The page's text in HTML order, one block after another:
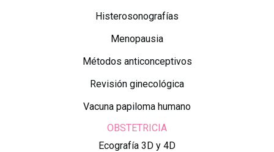
Histerosonografías
Menopausia
Métodos anticonceptivos
Revisión ginecológica
Vacuna papiloma humano
OBSTETRICIA
Ecografía 3D y 4D